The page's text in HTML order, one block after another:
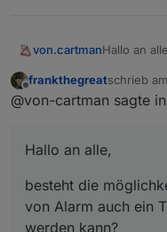
von.cartmanHallo an
besteht die
auslosung
frankthegreatschrieb am
zuletzt
@von-cartman sagte in
Hallo an alle,
besteht die
von Alarm auch ein
werden kann?